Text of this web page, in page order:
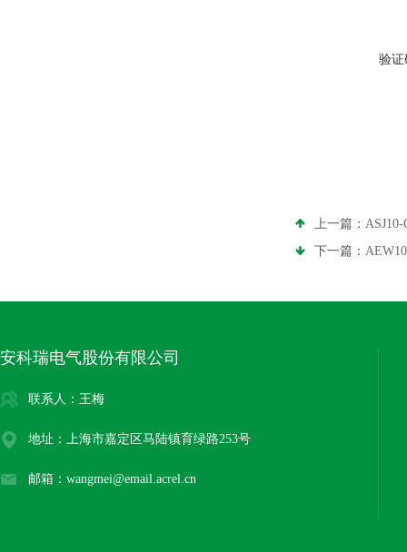
验证
上一篇：
下一篇：
安科瑞电气股份有限公司
联系人：王梅
地址：上海市嘉定区马陆镇育绿路253号
邮箱：wangmei@email.acrel.cn